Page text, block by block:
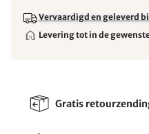
Vervaardigd en geleverd
Levering tot in de
Gratis